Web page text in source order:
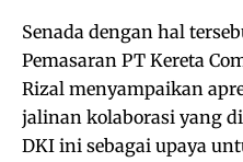
Senada dengan hal
Pemasaran PT Kereta
Rizal menyampaikan
jalinan kolaborasi yang
DKI ini sebagai upaya